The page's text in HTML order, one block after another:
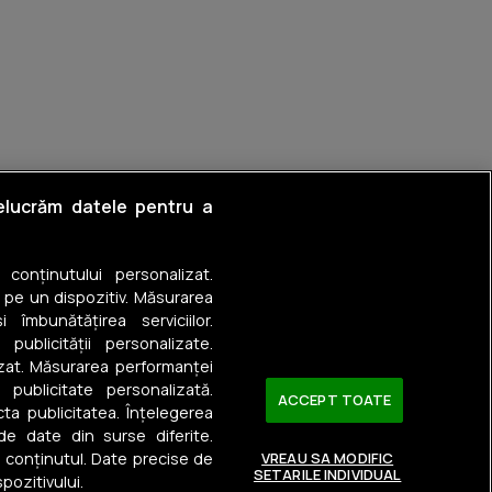
datele pentru a
personalizat.
un dispozitiv. Măsurarea
îmbunătățirea serviciilor.
personalizate.
Măsurarea performanței
personalizată.
publicitatea. Înțelegerea
date din surse diferite.
Date precise de
ACCEPT TOATE
VREAU SA MODIFIC
SETARILE INDIVIDUAL